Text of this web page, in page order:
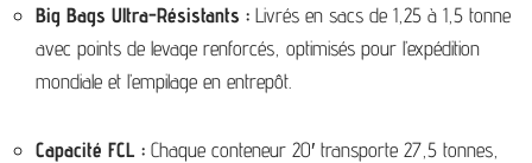
Big Bags Ultra-Résistants : Livrés en sacs de 1,25 à 1,5 tonne
avec points de levage renforcés, optimisés pour l’expédition
mondiale et l’empilage en entrepôt.
Capacité FCL : Chaque conteneur 20′ transporte 27,5 tonnes,